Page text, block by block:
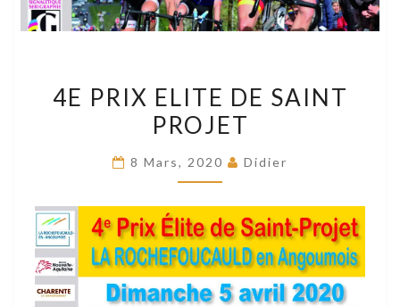
PRIX
ELITE
SAINT
4E PRIX ELITE DE SAINT
PROJET
8 Mars, 2020 Didier